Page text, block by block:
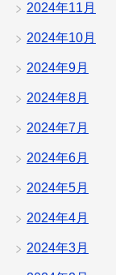
2024年11月
2024年10月
2024年9月
2024年8月
2024年7月
2024年6月
2024年5月
2024年4月
2024年3月